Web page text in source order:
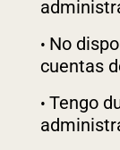
No
cuentas
Tengo